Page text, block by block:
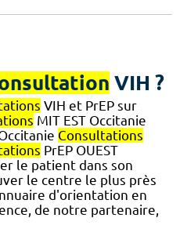
VIH ?
VIH et PrEP sur
MIT EST Occitanie
Consultations
PrEP OUEST
le patient dans son
le centre le plus près
d'orientation en
de notre partenaire,